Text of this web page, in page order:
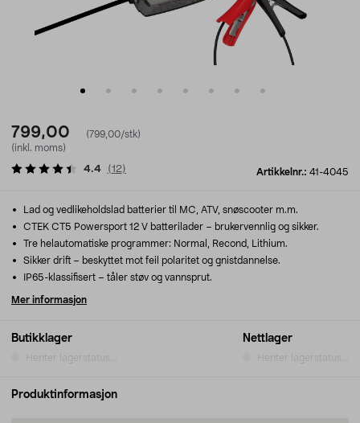
799,00
(799,00/stk)
(inkl. moms)
Artikkelnr.: 41-4045
4.4 (12)
Butikklager
Henter lagerstatus...
Nettlager
Henter lagerstatus...
Lad og vedlikeholdslad batterier til MC, ATV, snøscooter m.m.
CTEK CT5 Powersport 12 V batterilader – brukervennlig og sikker.
Tre helautomatiske programmer: Normal, Recond, Lithium.
Sikker drift – beskyttet mot feil polaritet og gnistdannelse.
IP65-klassifisert – tåler støv og vannsprut.
Mer informasjon
Produktinformasjon